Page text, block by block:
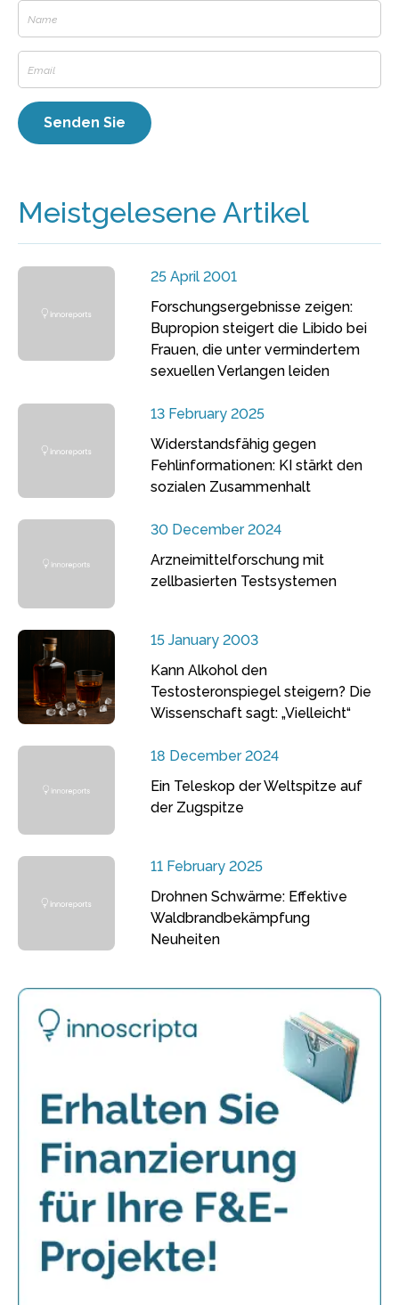
Meistgelesene Artikel
25 April 2001
Forschungsergebnisse zeigen:
Bupropion steigert die Libido bei
Frauen, die unter vermindertem
sexuellen Verlangen leiden
13 February 2025
Widerstandsfähig gegen
Fehlinformationen: KI stärkt den
sozialen Zusammenhalt
30 December 2024
Arzneimittelforschung mit
zellbasierten Testsystemen
15 January 2003
Kann Alkohol den
Testosteronspiegel steigern? Die
Wissenschaft sagt: „Vielleicht“
18 December 2024
Ein Teleskop der Weltspitze auf
der Zugspitze
11 February 2025
Drohnen Schwärme: Effektive
Waldbrandbekämpfung
Neuheiten